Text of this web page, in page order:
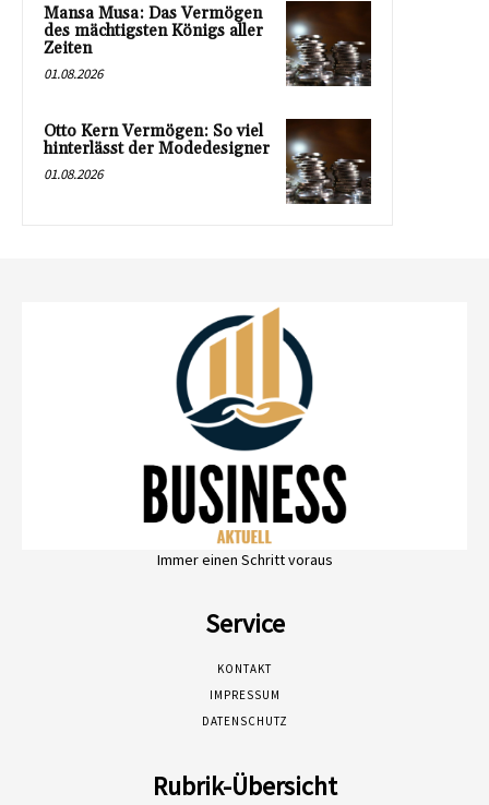
Mansa Musa: Das Vermögen
des mächtigsten Königs aller
Zeiten
01.08.2026
Otto Kern Vermögen: So viel
hinterlässt der Modedesigner
01.08.2026
Immer einen Schritt voraus
Service
KONTAKT
IMPRESSUM
DATENSCHUTZ
Rubrik-Übersicht